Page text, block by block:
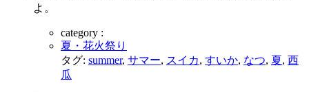
よ。
category :
夏・花火祭り
タグ: summer, サマー, スイカ, すいか, なつ, 夏, 西
瓜